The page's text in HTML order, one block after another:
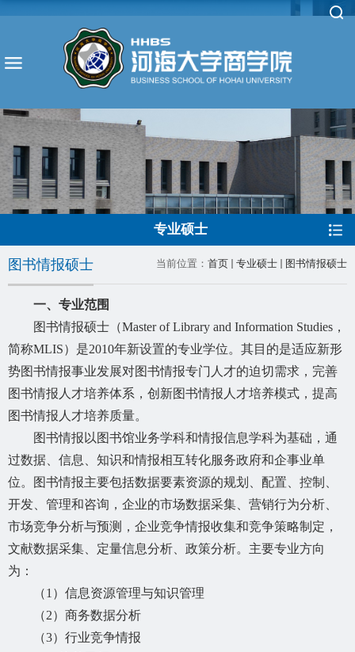
专业硕士
当前位置： 首页 专业硕士 图书情报硕士
图书情报硕士
一、专业范围
图书情报硕士（Master of Library and Information Studies，
简称MLIS）是2010年新设置的专业学位。其目的是适应新形
势图书情报事业发展对图书情报专门人才的迫切需求，完善
图书情报人才培养体系，创新图书情报人才培养模式，提高
图书情报人才培养质量。
图书情报以图书馆业务学科和情报信息学科为基础，通
过数据、信息、知识和情报相互转化服务政府和企事业单
位。图书情报主要包括数据要素资源的规划、配置、控制、
开发、管理和咨询，企业的市场数据采集、营销行为分析、
市场竞争分析与预测，企业竞争情报收集和竞争策略制定，
文献数据采集、定量信息分析、政策分析。主要专业方向
为：
（1）信息资源管理与知识管理
（2）商务数据分析
（3）行业竞争情报